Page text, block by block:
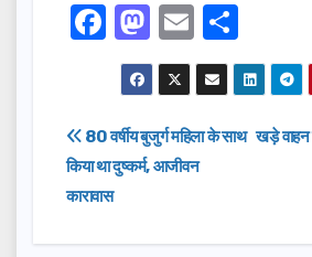
F
a
c
e
b
o
o
M
a
st
o
d
n
E
m
ail
h
ar
e
Post
navigation
खड़े वाहन
80 वर्षीय बुजुर्ग महिला के साथ
किया था दुष्कर्म, आजीवन
कारावास